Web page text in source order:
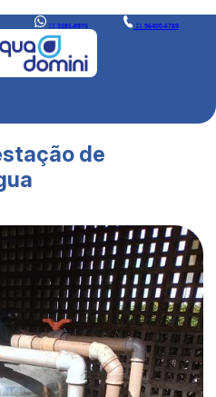
113181-8975 11 96400-6789
de